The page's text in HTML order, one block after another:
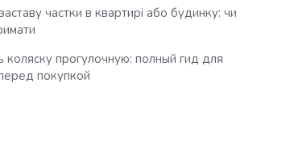
частки в квартирі або будинку: чи
коляску прогулочную: полный гид для
покупкой